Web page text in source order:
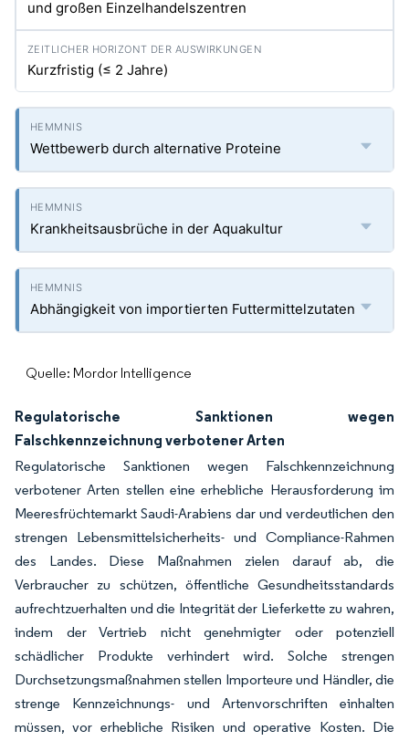
und großen Einzelhandelszentren
Kurzfristig (≤ 2 Jahre)
Wettbewerb durch alternative Proteine
Krankheitsausbrüche in der Aquakultur
Abhängigkeit von importierten Futtermittelzutaten
Quelle: Mordor Intelligence
Regulatorische Sanktionen wegen
Falschkennzeichnung verbotener Arten
Regulatorische Sanktionen wegen Falschkennzeichnung
verbotener Arten stellen eine erhebliche Herausforderung im
Meeresfrüchtemarkt Saudi-Arabiens dar und verdeutlichen den
strengen Lebensmittelsicherheits- und Compliance-Rahmen
des Landes. Diese Maßnahmen zielen darauf ab, die
Verbraucher zu schützen, öffentliche Gesundheitsstandards
aufrechtzuerhalten und die Integrität der Lieferkette zu wahren,
indem der Vertrieb nicht genehmigter oder potenziell
schädlicher Produkte verhindert wird. Solche strengen
Durchsetzungsmaßnahmen stellen Importeure und Händler, die
strenge Kennzeichnungs- und Artenvorschriften einhalten
müssen, vor erhebliche Risiken und operative Kosten. Die